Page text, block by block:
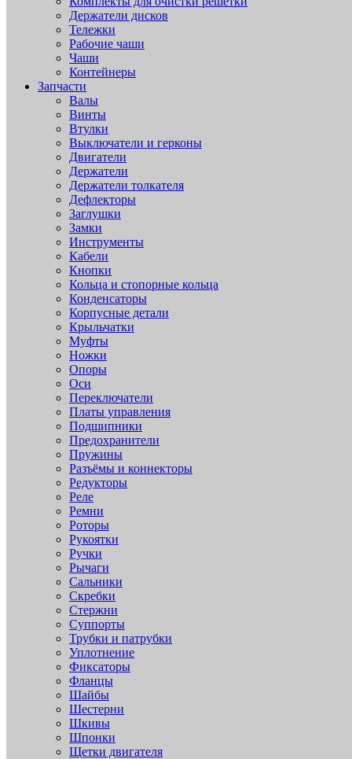
Держатели дисков
Тележки
Рабочие чаши
Чаши
Контейнеры
Запчасти
Валы
Винты
Втулки
Выключатели и герконы
Двигатели
Держатели
Держатели толкателя
Дефлекторы
Заглушки
Замки
Инструменты
Кабели
Кнопки
Кольца и стопорные кольца
Конденсаторы
Корпусные детали
Крыльчатки
Муфты
Ножки
Опоры
Оси
Переключатели
Платы управления
Подшипники
Предохранители
Пружины
Разъёмы и коннекторы
Редукторы
Реле
Ремни
Роторы
Рукоятки
Ручки
Рычаги
Сальники
Скребки
Стержни
Суппорты
Трубки и патрубки
Уплотнение
Фиксаторы
Фланцы
Шайбы
Шестерни
Шкивы
Шпонки
Щетки двигателя